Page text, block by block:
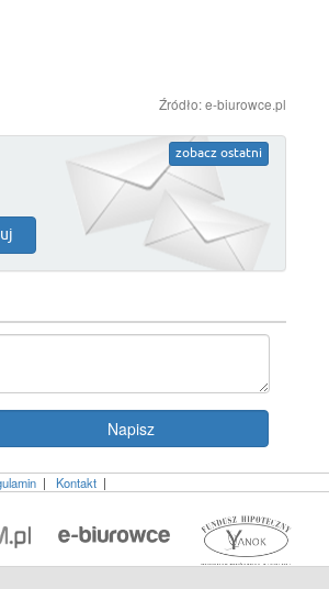
Źródło: e-biurowce.pl
zobacz ostatni
| Kontakt|